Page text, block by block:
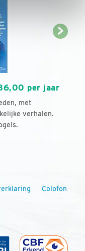
per jaar
met
verhalen.
Colofon